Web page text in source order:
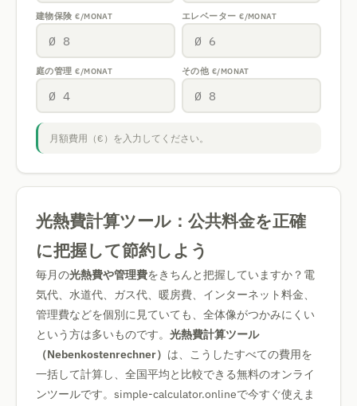
建物保険€/MONAT エレベーター€/MONAT
庭の管理€/MONAT その他 €/MONAT
月額費用（€）を入力してください。
光熱費計算ツール：公共料金を正確
に把握して節約しよう
毎月の光熱費や管理費をきちんと把握していますか？電
気代、水道代、ガス代、暖房費、インターネット料金、
管理費などを個別に見ていても、全体像がつかみにくい
という方は多いものです。 光熱費計算ツール
（Nebenkostenrechner） は、こうしたすべての費用を
一括して計算し、全国平均と比較できる無料のオンライ
ンツールです。simple-calculator.onlineで今すぐ使えま